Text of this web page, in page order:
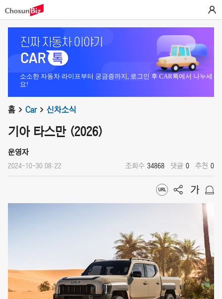
소소한 자동차 라이프부터 궁금증까지, 로그인 후 CAR톡에서 나누세
요!
홈 Car 신차소식
기아 타스만 (2026)
운영자
2024-10-30 08:22 조회수 34868 댓글 0 추천 0